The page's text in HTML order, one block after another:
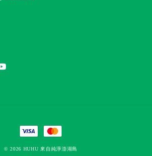
© 2026 HUHU 來自純淨澎湖島